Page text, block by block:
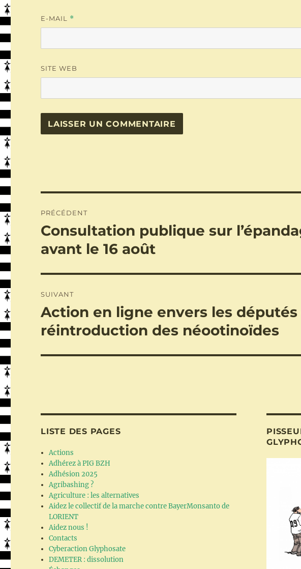
E-MAIL *
SITE WEB
de
l’article
PRÉCÉDENT
Publication
précédente :
Consultation publique sur
avant le 16 août
SUIVANT
Publication
suivante :
Action en ligne envers les
réintroduction des néootinoïdes
LISTE DES PAGES
Actions
Adhérez à PIG BZH
Adhésion 2025
Agribashing ?
Agriculture : les alternatives
Aidez le collectif de la marche contre BayerMonsanto de
LORIENT
Aidez nous !
Contacts
Cyberaction Glyphosate
DEMETER : dissolution